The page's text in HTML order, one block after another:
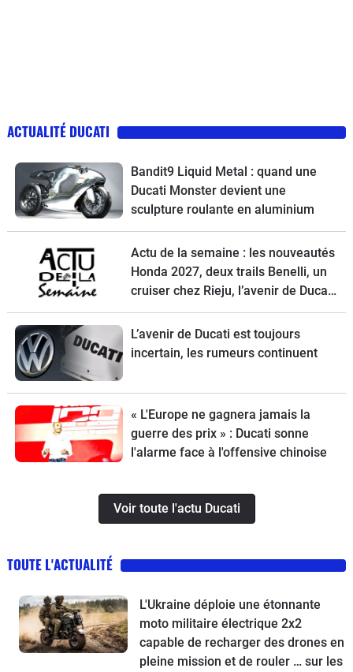
ACTUALITÉ DUCATI
Bandit9 Liquid Metal : quand une
Ducati Monster devient une
sculpture roulante en aluminium
Actu de la semaine : les nouveautés
Honda 2027, deux trails Benelli, un
cruiser chez Rieju, l’avenir de Ducati
et la Norton Atlas à l’essai
L’avenir de Ducati est toujours
incertain, les rumeurs continuent
« L'Europe ne gagnera jamais la
guerre des prix » : Ducati sonne
l'alarme face à l'offensive chinoise
Voir toute l'actu Ducati
TOUTE L'ACTUALITÉ
L'Ukraine déploie une étonnante
moto militaire électrique 2x2
capable de recharger des drones en
pleine mission et de rouler … sur les